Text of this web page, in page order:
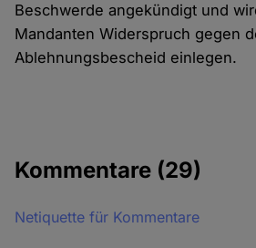
Beschwerde angekündigt und
Mandanten Widerspruch gegen
Ablehnungsbescheid einlegen.
Kommentare (29)
Netiquette für Kommentare